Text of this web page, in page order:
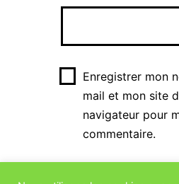
Enregistrer mon
mail et mon site
navigateur pour
commentaire.